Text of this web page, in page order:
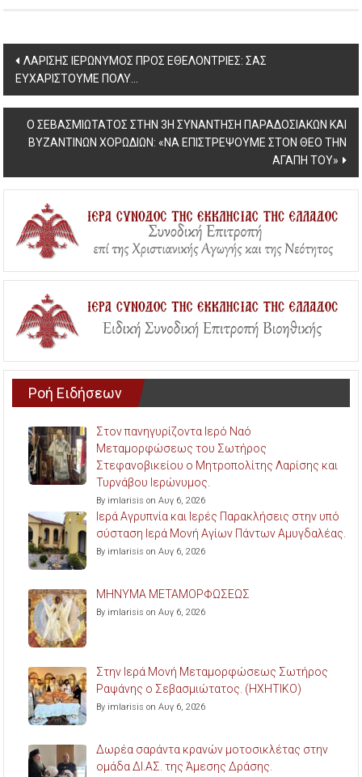
Post
navigation
ΛΑΡΙΣΗΣ ΙΕΡΩΝΥΜΟΣ ΠΡΟΣ ΕΘΕΛΟΝΤΡΙΕΣ: ΣΑΣ
ΕΥΧΑΡΙΣΤΟΥΜΕ ΠΟΛΥ…
Ο ΣΕΒΑΣΜΙΩΤΑΤΟΣ ΣΤΗΝ 3Η ΣΥΝΑΝΤΗΣΗ ΠΑΡΑΔΟΣΙΑΚΩΝ ΚΑΙ
ΒΥΖΑΝΤΙΝΩΝ ΧΟΡΩΔΙΩΝ: «ΝΑ ΕΠΙΣΤΡΕΨΟΥΜΕ ΣΤΟΝ ΘΕΟ ΤΗΝ
ΑΓΑΠΗ ΤΟΥ»
Ροή Ειδήσεων
Στον πανηγυρίζοντα Ιερό Ναό
Μεταμορφώσεως του Σωτήρος
Στεφανοβικείου ο Μητροπολίτης Λαρίσης και
Τυρνάβου Ιερώνυμος.
By imlarisis on Αυγ 6, 2026
Ιερά Αγρυπνία και Ιερές Παρακλήσεις στην υπό
σύσταση Ιερά Μονή Αγίων Πάντων Αμυγδαλέας.
By imlarisis on Αυγ 6, 2026
ΜΗΝΥΜΑ ΜΕΤΑΜΟΡΦΩΣΕΩΣ
By imlarisis on Αυγ 6, 2026
Στην Ιερά Μονή Μεταμορφώσεως Σωτήρος
Ραψάνης ο Σεβασμιώτατος. (ΗΧΗΤΙΚΟ)
By imlarisis on Αυγ 6, 2026
Δωρέα σαράντα κρανών μοτοσικλέτας στην
ομάδα ΔΙ.ΑΣ. της Άμεσης Δράσης.